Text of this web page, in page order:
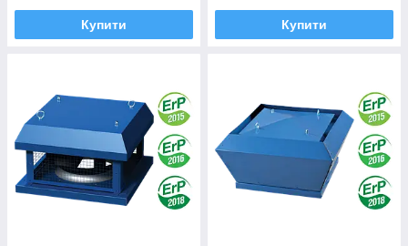
Купити Купити